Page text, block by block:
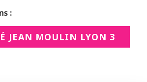
:
JEAN MOULIN LYON 3